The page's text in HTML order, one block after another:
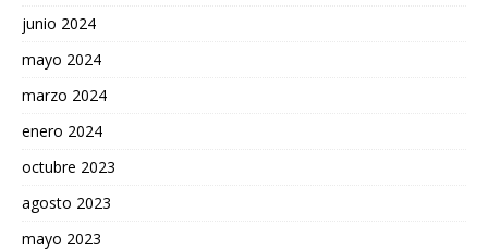
junio 2024
mayo 2024
marzo 2024
enero 2024
octubre 2023
agosto 2023
mayo 2023